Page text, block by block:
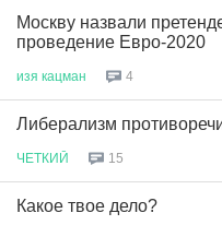
Москву назвали
проведение Евро-2020
изя кацман 4
Либерализм
ЧЕТКИЙ 15
Какое твое дело?